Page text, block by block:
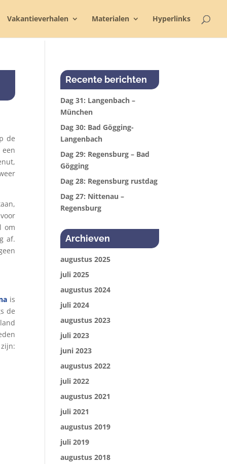
Vakantieverhalen Materialen Hyperlinks
de
om
af.
is
de
Recente berichten
Dag 31: Langenbach –
München
Dag 30: Bad Gögging-
Langenbach
Dag 29: Regensburg – Bad
Gögging
Dag 28: Regensburg rustdag
Dag 27: Nittenau –
Regensburg
Archieven
augustus 2025
juli 2025
augustus 2024
juli 2024
augustus 2023
juli 2023
juni 2023
augustus 2022
juli 2022
augustus 2021
juli 2021
augustus 2019
juli 2019
augustus 2018